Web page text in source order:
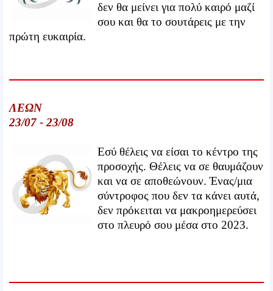
δεν θα μείνει για πολύ καιρό μαζί
σου και θα το σουτάρεις με την
πρώτη ευκαιρία.
ΛΕΩΝ
23/07 - 23/08
Εσύ θέλεις να είσαι το κέντρο της
προσοχής. Θέλεις να σε θαυμάζουν
και να σε αποθεώνουν. Ένας/μια
σύντροφος που δεν τα κάνει αυτά,
δεν πρόκειται να μακροημερεύσει
στο πλευρό σου μέσα στο 2023.